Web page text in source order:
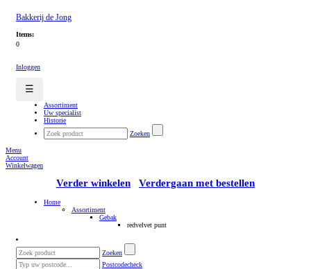
Bakkerij de Jong
Items:
0
Inloggen
☰
Assortiment
Uw specialist
Historie
Zoeken
Menu
Account
Winkelwagen
Verder winkelen Verdergaan met bestellen
Home
Assortiment
Gebak
redvelvet punt
Zoeken
Postcodecheck